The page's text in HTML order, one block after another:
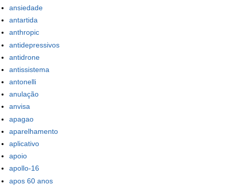
ansiedade
antartida
anthropic
antidepressivos
antidrone
antissistema
antonelli
anulação
anvisa
apagao
aparelhamento
aplicativo
apoio
apollo-16
apos 60 anos